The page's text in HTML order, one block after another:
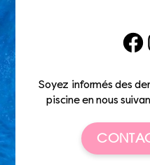
Soyez informés des
piscine en nous